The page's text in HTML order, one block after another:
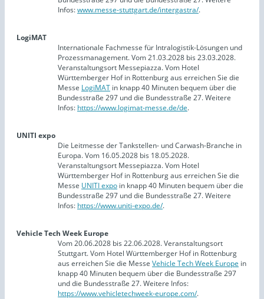
Infos:www.messe-stuttgart.de/intergastra/.
LogiMAT
Internationale Fachmesse für Intralogistik-Lösungen und
Prozessmanagement. Vom 21.03.2028 bis 23.03.2028.
Veranstaltungsort Messepiazza. Vom Hotel
Württemberger Hof in Rottenburg aus erreichen Sie die
Messe LogiMAT in knapp 40 Minuten bequem über die
Bundesstraße 297 und die Bundesstraße 27. Weitere
Infos: https://www.logimat-messe.de/de.
UNITI expo
Die Leitmesse der Tankstellen- und Carwash-Branche in
Europa. Vom 16.05.2028 bis 18.05.2028.
Veranstaltungsort Messepiazza. Vom Hotel
Württemberger Hof in Rottenburg aus erreichen Sie die
Messe UNITI expo in knapp 40 Minuten bequem über die
Bundesstraße 297 und die Bundesstraße 27. Weitere
Infos: https://www.uniti-expo.de/.
Vehicle Tech Week Europe
Vom 20.06.2028 bis 22.06.2028. Veranstaltungsort
Stuttgart. Vom Hotel Württemberger Hof in Rottenburg
aus erreichen Sie die Messe Vehicle Tech Week Europe in
knapp 40 Minuten bequem über die Bundesstraße 297
und die Bundesstraße 27. Weitere Infos:
https://www.vehicletechweek-europe.com/.